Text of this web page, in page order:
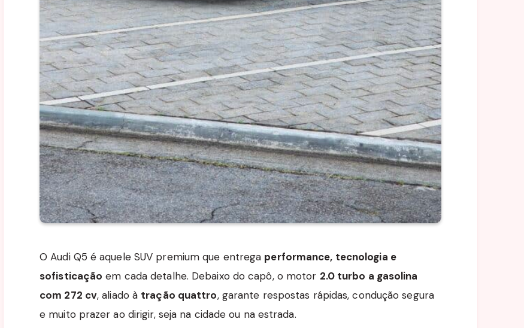
O Audi Q5 é aquele SUV premium que entrega performance, tecnologia e
sofisticação em cada detalhe. Debaixo do capô, o motor 2.0 turbo a gasolina
com 272 cv, aliado à tração quattro, garante respostas rápidas, condução segura
e muito prazer ao dirigir, seja na cidade ou na estrada.